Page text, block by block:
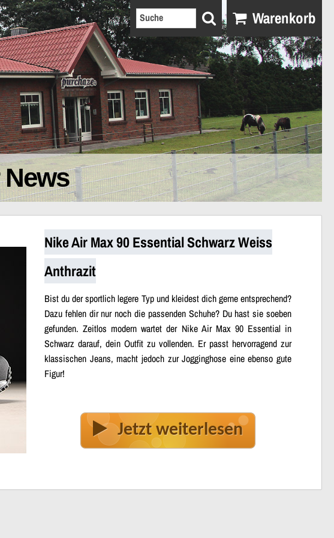
Warenkorb
Nike Air Max 90 Essential Schwarz Weiss
Anthrazit
Bist du der sportlich legere Typ und kleidest dich gerne entsprechend?
Dazu fehlen dir nur noch die passenden Schuhe? Du hast sie soeben
gefunden. Zeitlos modern wartet der Nike Air Max 90 Essential in
Schwarz darauf, dein Outfit zu vollenden. Er passt hervorragend zur
klassischen Jeans, macht jedoch zur Jogginghose eine ebenso gute
Figur!
Jetzt weiterlesen